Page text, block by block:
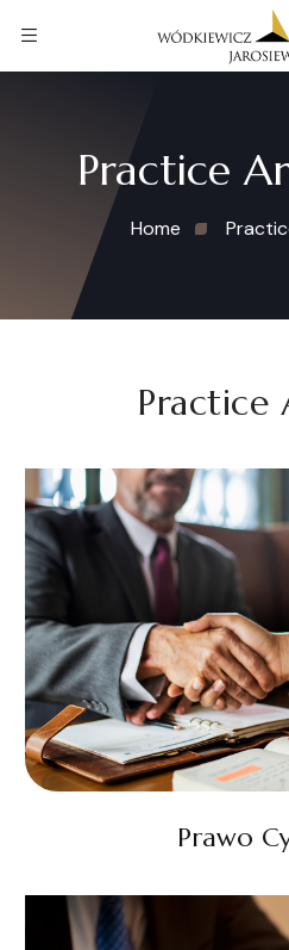
Practice
Home
Practice
Prawo